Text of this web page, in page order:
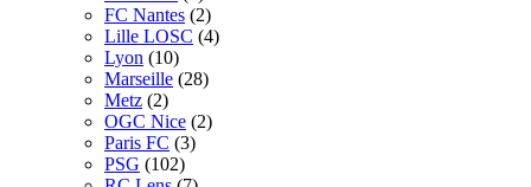
FC Nantes (2)
Lille LOSC (4)
Lyon (10)
Marseille (28)
Metz (2)
OGC Nice (2)
Paris FC (3)
PSG (102)